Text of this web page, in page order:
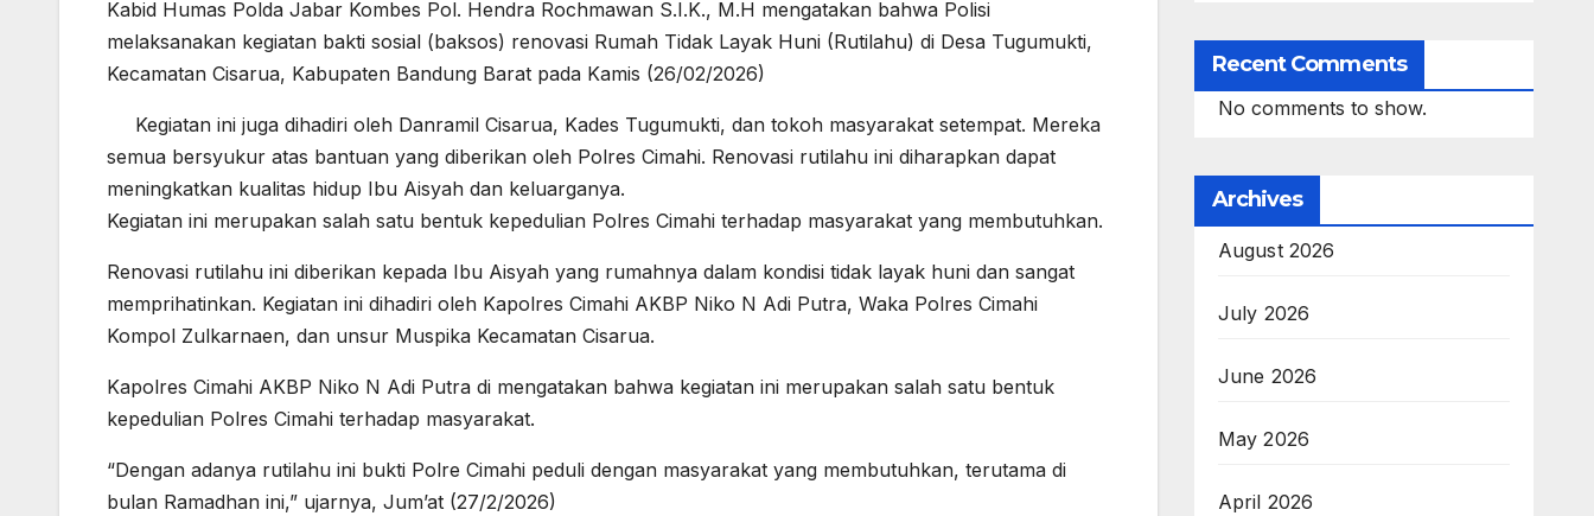
Kabid Humas Polda Jabar Kombes Pol. Hendra Rochmawan S.I.K., M.H mengatakan bahwa Polisi
melaksanakan kegiatan bakti sosial (baksos) renovasi Rumah Tidak Layak Huni (Rutilahu) di Desa Tugumukti,
Kecamatan Cisarua, Kabupaten Bandung Barat pada Kamis (26/02/2026)
Kegiatan ini juga dihadiri oleh Danramil Cisarua, Kades Tugumukti, dan tokoh masyarakat setempat. Mereka
semua bersyukur atas bantuan yang diberikan oleh Polres Cimahi. Renovasi rutilahu ini diharapkan dapat
meningkatkan kualitas hidup Ibu Aisyah dan keluarganya.
Kegiatan ini merupakan salah satu bentuk kepedulian Polres Cimahi terhadap masyarakat yang membutuhkan.
Renovasi rutilahu ini diberikan kepada Ibu Aisyah yang rumahnya dalam kondisi tidak layak huni dan sangat
memprihatinkan. Kegiatan ini dihadiri oleh Kapolres Cimahi AKBP Niko N Adi Putra, Waka Polres Cimahi
Kompol Zulkarnaen, dan unsur Muspika Kecamatan Cisarua.
Kapolres Cimahi AKBP Niko N Adi Putra di mengatakan bahwa kegiatan ini merupakan salah satu bentuk
kepedulian Polres Cimahi terhadap masyarakat.
“Dengan adanya rutilahu ini bukti Polre Cimahi peduli dengan masyarakat yang membutuhkan, terutama di
bulan Ramadhan ini,” ujarnya, Jum’at (27/2/2026)
Recent Comments
No comments to show.
Archives
August 2026
July 2026
June 2026
May 2026
April 2026